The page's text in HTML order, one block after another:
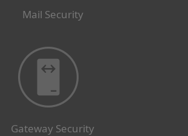
Mail Security
Gateway Security